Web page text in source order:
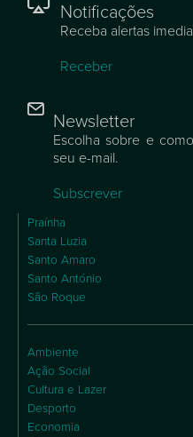
Notificações
Receba alertas
Receber
Newsletter
Escolha sobre e
seu e-mail.
Subscrever
Praínha
Santa Luzia
Santo Amaro
Santo António
São Roque
Ambiente
Ação Social
Cultura e Lazer
Desporto
Economia